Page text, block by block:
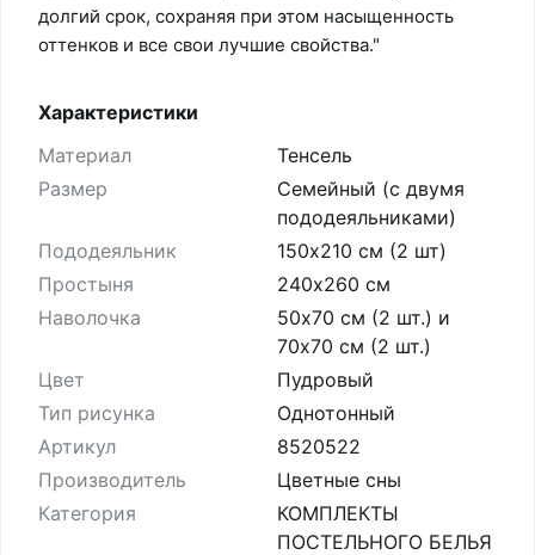
долгий срок, сохраняя при этом насыщенность
оттенков и все свои лучшие свойства."
Характеристики
Материал
Тенсель
Размер
Семейный (с двумя
пододеяльниками)
Пододеяльник
150х210 см (2 шт)
Простыня
240х260 см
Наволочка
50х70 см (2 шт.) и
70х70 см (2 шт.)
Цвет
Пудровый
Тип рисунка
Однотонный
Артикул
8520522
Производитель
Цветные сны
Категория
КОМПЛЕКТЫ
ПОСТЕЛЬНОГО БЕЛЬЯ